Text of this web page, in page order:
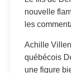
nouvelle
les
Achille
québécois
une figure